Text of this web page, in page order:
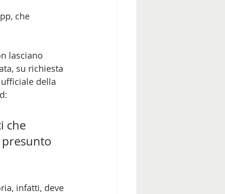
che
lasciano
su richiesta
della
che
infatti, deve